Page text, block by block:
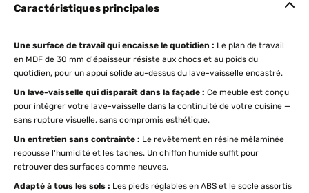
Caractéristiques principales
Une surface de travail qui encaisse le quotidien : Le plan de travail
en MDF de 30 mm d'épaisseur résiste aux chocs et au poids du
quotidien, pour un appui solide au-dessus du lave-vaisselle encastré.
Un lave-vaisselle qui disparaît dans la façade : Ce meuble est conçu
pour intégrer votre lave-vaisselle dans la continuité de votre cuisine —
sans rupture visuelle, sans compromis esthétique.
Un entretien sans contrainte : Le revêtement en résine mélaminée
repousse l'humidité et les taches. Un chiffon humide suffit pour
retrouver des surfaces comme neuves.
Adapté à tous les sols : Les pieds réglables en ABS et le socle assortis